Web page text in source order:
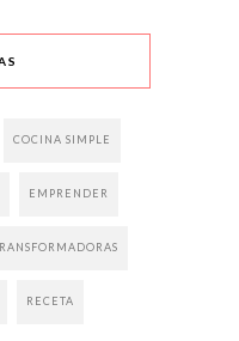
COCINA SIMPLE
EMPRENDER
RECETA